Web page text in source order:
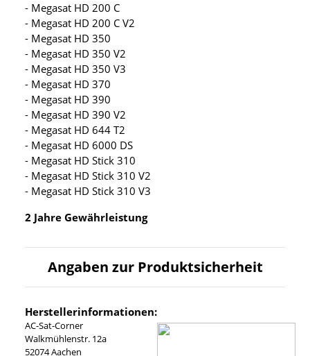
- Megasat HD 200 C
- Megasat HD 200 C V2
- Megasat HD 350
- Megasat HD 350 V2
- Megasat HD 350 V3
- Megasat HD 370
- Megasat HD 390
- Megasat HD 390 V2
- Megasat HD 644 T2
- Megasat HD 6000 DS
- Megasat HD Stick 310
- Megasat HD Stick 310 V2
- Megasat HD Stick 310 V3
2 Jahre Gewährleistung
Angaben zur Produktsicherheit
Herstellerinformationen:
AC-Sat-Corner
Walkmühlenstr. 12a
52074 Aachen